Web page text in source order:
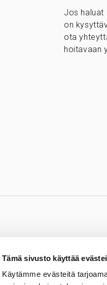
Tämä sivusto käyttää
Käytämme evästeitä
Jos haluat
on
ota
hoitavaan
Assi